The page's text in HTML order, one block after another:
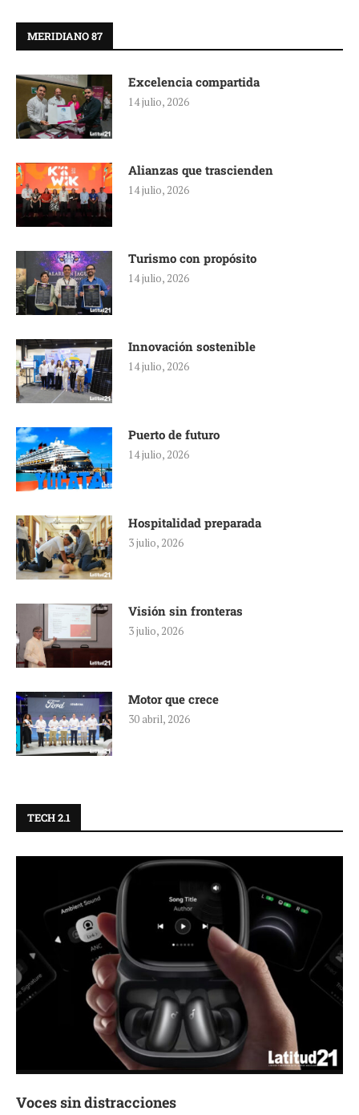
MERIDIANO 87
Excelencia compartida
14 julio, 2026
Alianzas que trascienden
14 julio, 2026
Turismo con propósito
14 julio, 2026
Innovación sostenible
14 julio, 2026
Puerto de futuro
14 julio, 2026
Hospitalidad preparada
3 julio, 2026
Visión sin fronteras
3 julio, 2026
Motor que crece
30 abril, 2026
TECH 2.1
Voces sin distracciones